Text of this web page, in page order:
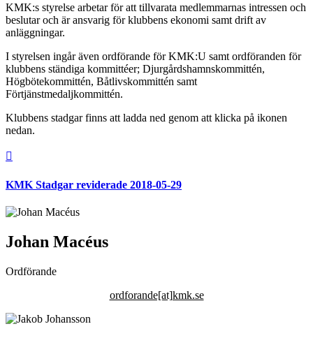
KMK:s styrelse arbetar för att tillvarata medlemmarnas intressen och
beslutar och är ansvarig för klubbens ekonomi samt drift av
anläggningar.
I styrelsen ingår även ordförande för KMK:U samt ordföranden för
klubbens ständiga kommittéer; Djurgårdshamnskommittén,
Högbötekommittén, Båtlivskommittén samt
Förtjänstmedaljkommittén.
Klubbens stadgar finns att ladda ned genom att klicka på ikonen
nedan.

KMK Stadgar reviderade 2018-05-29
Johan Macéus
Ordförande
ordforande[at]kmk.se